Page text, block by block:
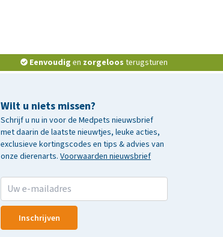
Eenvoudig en zorgeloos terugsturen
Wilt u niets missen?
Schrijf u nu in voor de Medpets nieuwsbrief
met daarin de laatste nieuwtjes, leuke acties,
exclusieve kortingscodes en tips & advies van
onze dierenarts. Voorwaarden nieuwsbrief
Inschrijven